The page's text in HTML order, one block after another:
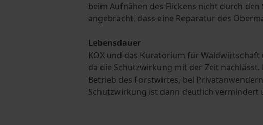
beim Aufnähen des Flickens nicht durch
angebracht, dass eine Reparatur des
Lebensdauer
KOX und das Kuratorium für
da die Schutzwirkung mit der Zeit
Betrieb des Forstwirtes, bei
Schutzwirkung ist dann deutlich